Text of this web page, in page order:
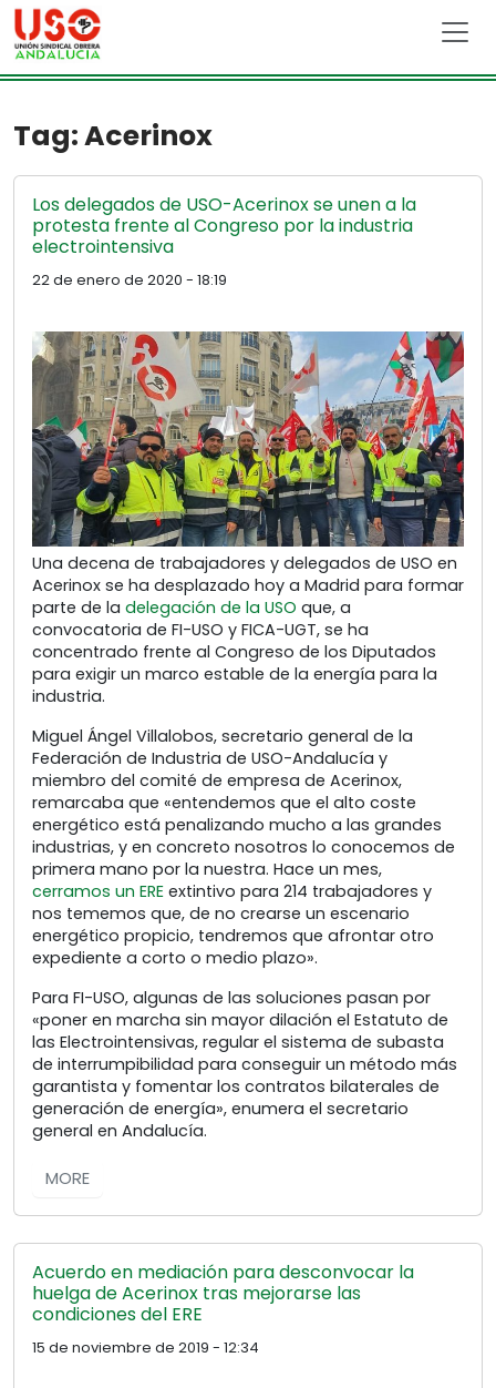
Skip to main content
Tag: Acerinox
Los delegados de USO-Acerinox se unen a la
protesta frente al Congreso por la industria
electrointensiva
22 de enero de 2020 - 18:19
Una decena de trabajadores y delegados de USO en
Acerinox se ha desplazado hoy a Madrid para formar
parte de la delegación de la USO que, a
convocatoria de FI-USO y FICA-UGT, se ha
concentrado frente al Congreso de los Diputados
para exigir un marco estable de la energía para la
industria.
Miguel Ángel Villalobos, secretario general de la
Federación de Industria de USO-Andalucía y
miembro del comité de empresa de Acerinox,
remarcaba que «entendemos que el alto coste
energético está penalizando mucho a las grandes
industrias, y en concreto nosotros lo conocemos de
primera mano por la nuestra. Hace un mes,
cerramos un ERE extintivo para 214 trabajadores y
nos tememos que, de no crearse un escenario
energético propicio, tendremos que afrontar otro
expediente a corto o medio plazo».
Para FI-USO, algunas de las soluciones pasan por
«poner en marcha sin mayor dilación el Estatuto de
las Electrointensivas, regular el sistema de subasta
de interrumpibilidad para conseguir un método más
garantista y fomentar los contratos bilaterales de
generación de energía», enumera el secretario
general en Andalucía.
MORE
Acuerdo en mediación para desconvocar la
huelga de Acerinox tras mejorarse las
condiciones del ERE
15 de noviembre de 2019 - 12:34